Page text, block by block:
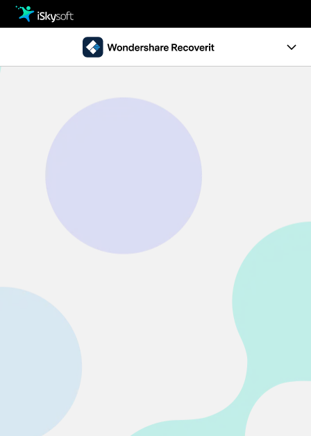
サポート
製品ページ
操作ガイド
パソコン復元
• Windowsデータ復元
外付けデバイス復元
• SDカード復元
• OFFICE復元
• ビデオ修復・復元
今すぐ購入